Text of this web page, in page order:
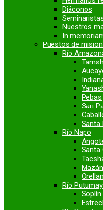
Diáconos
Seminaristas
Nuestros
In
Puestos de misión
Río
Pebas
San
Santa
Río Napo
Santa
Mazán
Río
Soplín